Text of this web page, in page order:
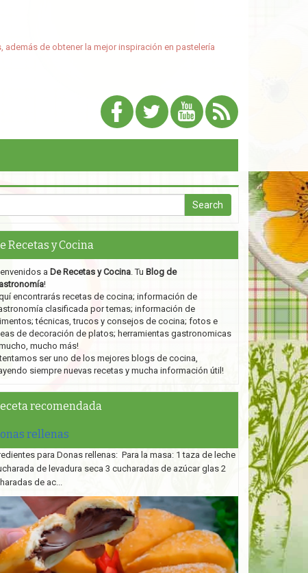
de obtener la mejor inspiración en pastelería
Recetas y Cocina
a De Recetas y Cocina. Tu Blog de
!
encontrarás recetas de cocina; información de
clasificada por temas; información de
técnicas, trucos y consejos de cocina; fotos e
de decoración de platos; herramientas gastronomicas
mucho más!
ser uno de los mejores blogs de cocina,
siempre nuevas recetas y mucha información útil!
recomendada
rellenas
para Donas rellenas: Para la masa: 1 taza de leche
de levadura seca 3 cucharadas de azúcar glas 2
de ac...